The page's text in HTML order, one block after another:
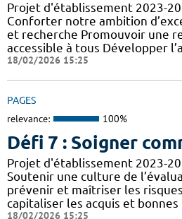
Projet d'établissement 2023-
Conforter notre ambition
et recherche Promouvoir une
accessible à tous Développer
18/02/2026 15:25
PAGES
relevance: 100%
Défi 7 : Soigner
Projet d'établissement 2023-
Soutenir une culture de
prévenir et maîtriser les
capitaliser les acquis et
18/02/2026 15:25